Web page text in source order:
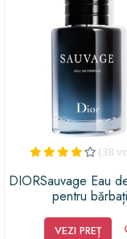
cu
(38
DIORSauvage Eau
pentru bărbați
VEZI PREȚ